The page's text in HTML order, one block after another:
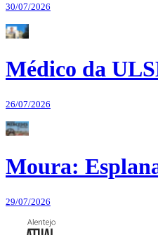
30/07/2026
Médico da
26/07/2026
Moura:
29/07/2026